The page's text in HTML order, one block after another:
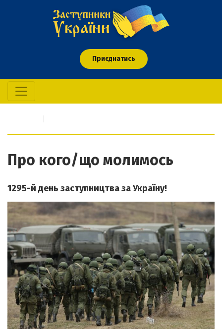
Приєднатись
Про кого/що молимось
1295-й день заступництва за Україну!